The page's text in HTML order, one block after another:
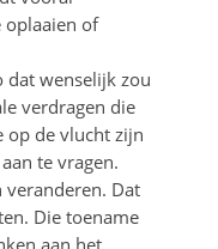
of
dat wenselijk zou
verdragen die
op de vlucht zijn
te vragen.
veranderen. Dat
Die toename